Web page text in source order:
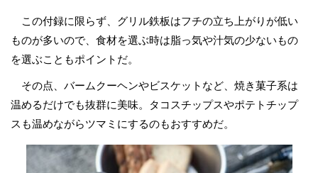
この付録に限らず、グリル鉄板はフチの立ち上がりが低い
ものが多いので、食材を選ぶ時は脂っ気や汁気の少ないもの
を選ぶこともポイントだ。
その点、バームクーヘンやビスケットなど、焼き菓子系は
温めるだけでも抜群に美味。タコスチップスやポテトチップ
スも温めながらツマミにするのもおすすめだ。